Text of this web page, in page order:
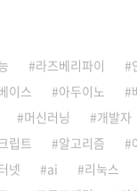
라즈베리파이
이스
아두이노
머신러닝
개발자
립트
알고리즘
넷
ai 리눅스